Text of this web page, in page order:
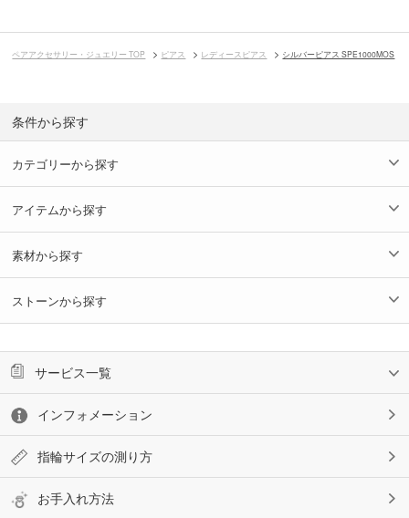
ペアアクセサリー・ジュエリー TOP ピアス レディースピアス シルバーピアス SPE1000MOS
条件から探す
カテゴリーから探す
アイテムから探す
素材から探す
ストーンから探す
サービス一覧
インフォメーション
指輪サイズの測り方
お手入れ方法